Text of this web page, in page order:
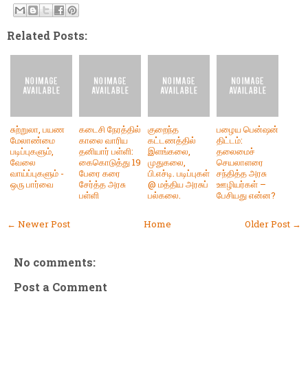
Related Posts:
சுற்றுலா, பயண
மேலாண்மை
படிப்புகளும்,
வேலை
வாய்ப்புகளும் -
ஒரு பார்வை
கடைசி நேரத்தில்
காலை வாரிய
தனியார் பள்ளி:
கைகொடுத்து 19
பேரை கரை
சேர்த்த அரசு
பள்ளி
குறைந்த
கட்டணத்தில்
இளங்கலை,
முதுகலை,
பி.எச்டி. படிப்புகள்
@ மத்திய அரசுப்
பல்கலை.
பழைய பென்ஷன்
திட்டம்:
தலைமைச்
செயலாளரை
சந்தித்த அரசு
ஊழியர்கள் –
பேசியது என்ன?
← Newer Post Older Post →
Home
No comments:
Post a Comment